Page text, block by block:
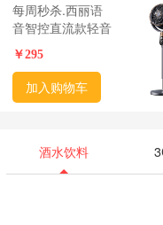
每周秒杀.西丽语
音智控直流款轻音
涡轮换气对流扇落
地循环扇黑色FX-
D0718Z偏远地区
（含海南、新疆、
不发货
￥295
加入购物车
酒水饮料